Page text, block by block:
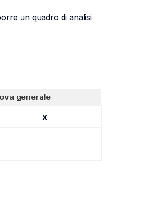
un quadro di analisi
generale
x